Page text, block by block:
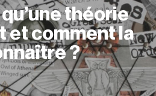
théorie
et comment la
?